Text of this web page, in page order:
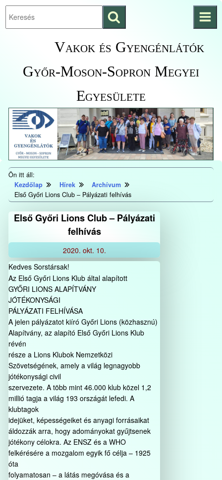
Ugrás a fő
KezdőlapraVakok és Gyengénlátók
Győr-Moson-Sopron Megyei
Egyesülete
Keresés
indítása
Ön itt áll:
Kezdőlap
Hírek
Archívum
Első Győri Lions Club – Pályázati felhívás
Első Győri Lions Club – Pályázati
felhívás
2020. okt. 10.
Kedves Sorstársak!
Az Első Győri Lions Klub által alapított
GYŐRI LIONS ALAPÍTVÁNY
JÓTÉKONYSÁGI
PÁLYÁZATI FELHÍVÁSA
A jelen pályázatot kiíró Győri Lions (közhasznú)
Alapítvány, az alapító Első Győri Lions Klub
révén
része a Lions Klubok Nemzetközi
Szövetségének, amely a világ legnagyobb
jótékonysági civil
szervezete. A több mint 46.000 klub közel 1,2
millió tagja a világ 193 országát lefedi. A
klubtagok
idejüket, képességeiket és anyagi forrásaikat
áldozzák arra, hogy adományokat gyűjtsenek
jótékony célokra. Az ENSZ és a WHO
felkérésére a mozgalom egyik fő célja – 1925
óta
folyamatosan – a látás megóvása és a